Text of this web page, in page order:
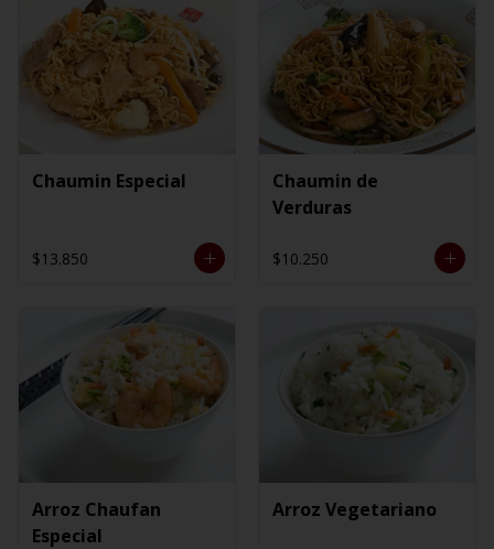
Chaumin Especial
$13.850
Chaumin de
Verduras
$10.250
Arroz Chaufan
Especial
Arroz Vegetariano